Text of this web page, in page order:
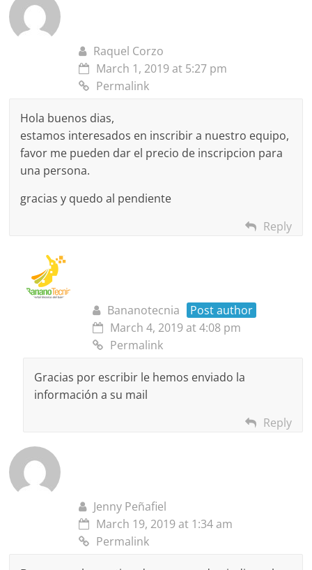
Raquel Corzo
March 1, 2019 at 5:27 pm
Permalink
Hola buenos dias,
estamos interesados en inscribir a nuestro equipo,
favor me pueden dar el precio de inscripcion para
una persona.
gracias y quedo al pendiente
Reply
Bananotecnia
Post author
March 4, 2019 at 4:08 pm
Permalink
Gracias por escribir le hemos enviado la
información a su mail
Reply
Jenny Peñafiel
March 19, 2019 at 1:34 am
Permalink